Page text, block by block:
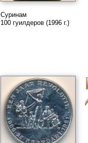
Суринам
100 гуилдеров (1996 г.)